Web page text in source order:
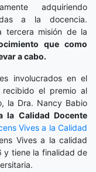
adquiriendo
a la docencia.
tercera misión de la
que como
a cabo.
involucrados en el
el premio al
la Dra. Nancy Babio
la Calidad Docente
Vives a la Calidad
Vives a la calidad
y tiene la finalidad de